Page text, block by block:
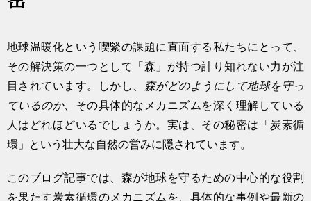
地球温暖化という喫緊の課題に直面する私たちにとって、
その解決策の一つとして「森」が持つ計り知れない力が注
目されています。しかし、
森がどのようにして地球を守っ
ているのか、その具体的なメカニズムを深く理解している
人はどれほどいるでしょうか。実は、その秘密は「炭素循
環」という壮大な自然の営みに隠されています。
このブログ記事では、森が地球を守るための中心的な役割
を果たす炭素循環のメカニズムを、具体的な事例や最新の